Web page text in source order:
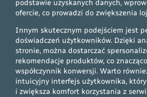
podstawie uzyskanych danych,
ofercie, co prowadzi do zwiększenia
Innym skutecznym podejściem jest
doświadczeń użytkowników. Dzięki
stronie, można dostarczać
rekomendacje produktów, co
współczynnik konwersji. Warto
intuicyjny interfejs użytkownika,
i zwiększa komfort korzystania z